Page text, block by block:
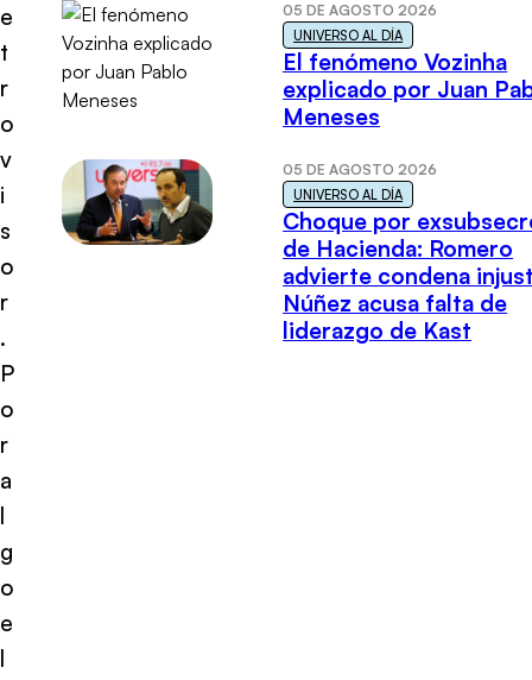
e
t
r
o
v
i
s
o
r
.
P
o
r
a
l
g
o
e
l
05 DE AGOSTO 2026
UNIVERSO AL DÍA
El fenómeno Vozinha
explicado por Juan
Meneses
05 DE AGOSTO 2026
UNIVERSO AL DÍA
Choque por
de Hacienda: Romero
advierte condena
Núñez acusa falta de
liderazgo de Kast